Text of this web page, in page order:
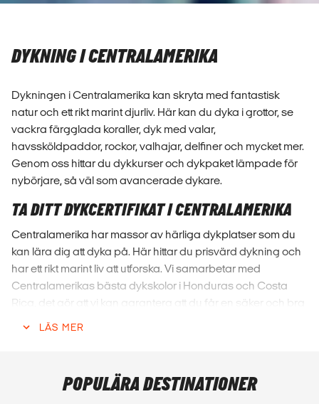
DYKNING I CENTRALAMERIKA
Dykningen i Centralamerika kan skryta med fantastisk
natur och ett rikt marint djurliv. Här kan du dyka i grottor, se
vackra färgglada koraller, dyk med valar,
havssköldpaddor, rockor, valhajar, delfiner och mycket mer.
Genom oss hittar du dykkurser och dykpaket lämpade för
nybörjare, så väl som avancerade dykare.
TA DITT DYKCERTIFIKAT I CENTRALAMERIKA
Centralamerika har massor av härliga dykplatser som du
kan lära dig att dyka på. Här hittar du prisvärd dykning och
har ett rikt marint liv att utforska. Vi samarbetar med
Centralamerikas bästa dykskolor i Honduras och Costa
Rica, det gör att vi kan garantera att du får en säker och bra
dykkurs på helt otroliga dykplatser. Ta ett Open Water
LÅTER DYKNING I CETRALAMERIKA SOM
LÄS MER
POPULÄRA DESTINATIONER